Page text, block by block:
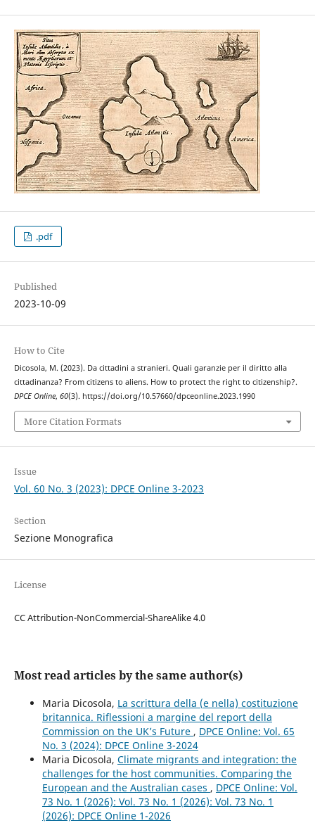
.pdf
Published
2023-10-09
How to Cite
Dicosola, M. (2023). Da cittadini a stranieri. Quali garanzie per il diritto alla
cittadinanza? From citizens to aliens. How to protect the right to citizenship?.
DPCE Online, 60(3). https://doi.org/10.57660/dpceonline.2023.1990
More Citation Formats
Issue
Vol. 60 No. 3 (2023): DPCE Online 3-2023
Section
Sezione Monografica
License
CC Attribution-NonCommercial-ShareAlike 4.0
Most read articles by the same author(s)
Maria Dicosola, La scrittura della (e nella) costituzione
britannica. Riflessioni a margine del report della
Commission on the UK’s Future , DPCE Online: Vol. 65
No. 3 (2024): DPCE Online 3-2024
Maria Dicosola, Climate migrants and integration: the
challenges for the host communities. Comparing the
European and the Australian cases , DPCE Online: Vol.
73 No. 1 (2026): Vol. 73 No. 1 (2026): Vol. 73 No. 1
(2026): DPCE Online 1-2026